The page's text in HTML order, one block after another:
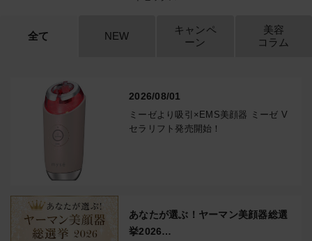
全て NEW
キャンペ
ーン
美容
コラム
2026/08/01
ミーゼより吸引×EMS美顔器 ミーゼ V
セラリフト発売開始！
あなたが選ぶ！ヤーマン美顔器総選
挙2026